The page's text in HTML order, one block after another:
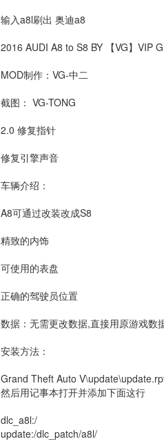
输入a8l刷出 奥迪a8
2016 AUDI A8 to S8 BY 【VG】VIP
MOD制作：VG-中二
截图： VG-TONG
2.0 修复指针
修复引擎声音
车辆介绍：
A8可通过改装改成S8
精致的内饰
可使用的表盘
正确的驾驶员位置
数据：无需更改数据,直接用原游戏数
安装方法：
Grand Theft Auto
然后用记事本打开并添加下面这行
dlc_a8l:/
update:/dlc_patch/a8l/